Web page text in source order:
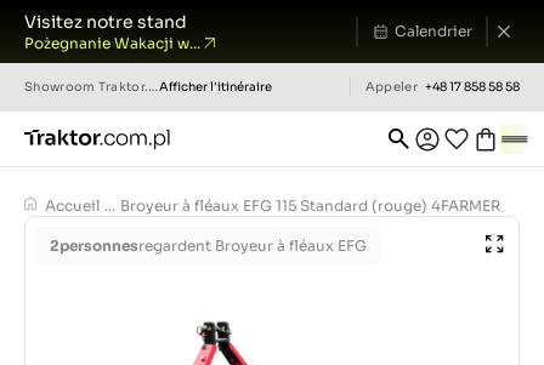
Visitez notre stand
Pożegnanie Wakacji w...
Calendrier
Showroom Traktor.com.pl Afficher l'itinéraire Appeler +48 17 858 58 58
Accueil ... Broyeur à fléaux EFG 115 Standard (rouge) 4FARMER
2personnesregardent Broyeur à fléaux EFG